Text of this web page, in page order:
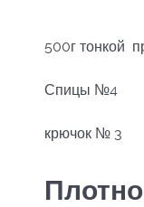
500г тонкой
Спицы №4
крючок № 3